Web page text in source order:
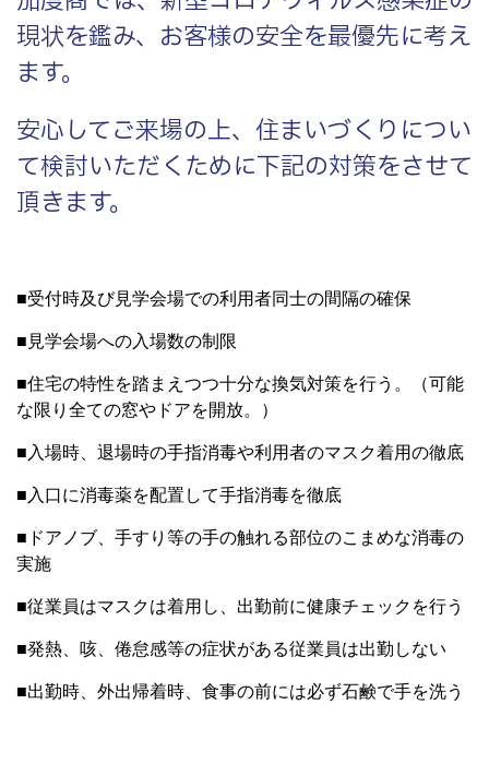
現状を鑑み、お客様の安全を最優先に考え
ます。
安心してご来場の上、住まいづくりについ
て検討いただくために下記の対策をさせて
頂きます。
■受付時及び見学会場での利用者同士の間隔の確保
■見学会場への入場数の制限
■住宅の特性を踏まえつつ十分な換気対策を行う。（可能
な限り全ての窓やドアを開放。）
■入場時、退場時の手指消毒や利用者のマスク着用の徹底
■入口に消毒薬を配置して手指消毒を徹底
■ドアノブ、手すり等の手の触れる部位のこまめな消毒の
実施
■従業員はマスクは着用し、出勤前に健康チェックを行う
■発熱、咳、倦怠感等の症状がある従業員は出勤しない
■出勤時、外出帰着時、食事の前には必ず石鹸で手を洗う